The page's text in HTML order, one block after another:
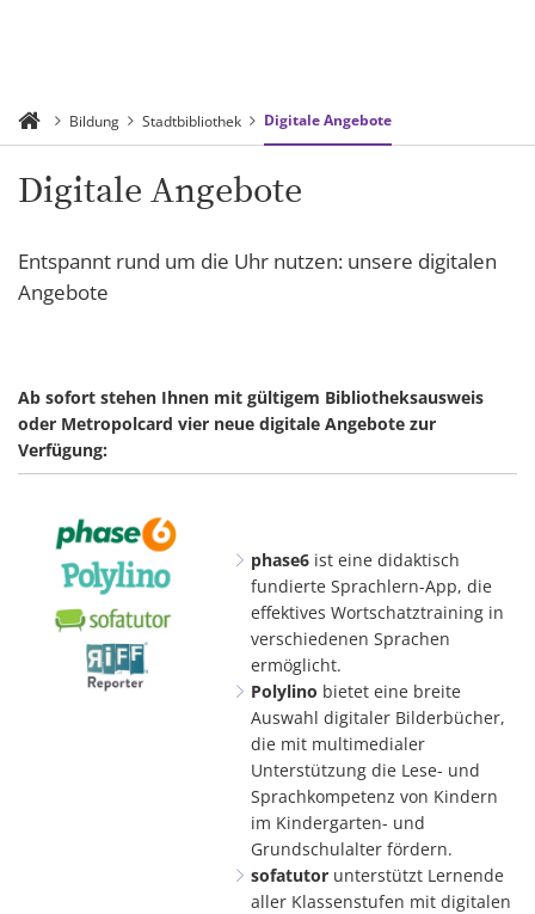
Bildung Stadtbibliothek Digitale Angebote
Digitale Angebote
Entspannt rund um die Uhr nutzen: unsere digitalen
Angebote
Ab sofort stehen Ihnen mit gültigem Bibliotheksausweis
oder Metropolcard vier neue digitale Angebote zur
Verfügung:
phase6ist eine didaktisch
fundierte Sprachlern-App, die
effektives Wortschatztraining in
verschiedenen Sprachen
ermöglicht.
Polylino bietet eine breite
Auswahl digitaler Bilderbücher,
die mit multimedialer
Unterstützung die Lese- und
Sprachkompetenz von Kindern
im Kindergarten- und
Grundschulalter fördern.
sofatutorunterstützt Lernende
aller Klassenstufen mit digitalen